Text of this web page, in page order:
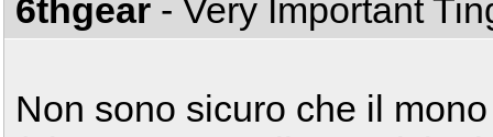
6thgear - Very Important
Non sono sicuro che il